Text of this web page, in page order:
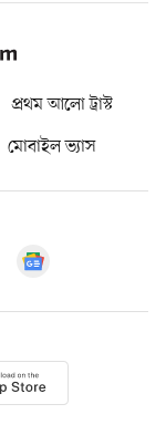
প্রথম আলো ট্রাস্ট
মোবাইল ভ্যাস